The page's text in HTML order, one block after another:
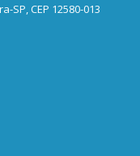
SP, CEP 12580-013